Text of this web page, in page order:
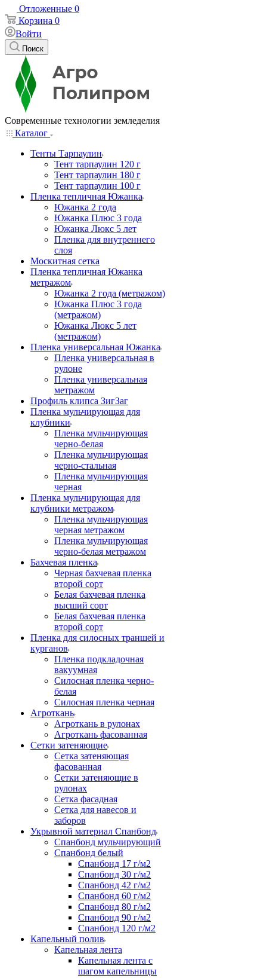
Отложенные 0
Корзина 0
Войти
Поиск
Современные технологии земледелия
Каталог
Тенты Тарпаулин
Тент тарпаулин 120 г
Тент тарпаулин 180 г
Тент тарпаулин 100 г
Пленка тепличная Южанка
Южанка 2 года
Южанка Плюс 3 года
Южанка Люкс 5 лет
Пленка для внутреннего
слоя
Москитная сетка
Пленка тепличная Южанка
метражом
Южанка 2 года (метражом)
Южанка Плюс 3 года
(метражом)
Южанка Люкс 5 лет
(метражом)
Пленка универсальная Южанка
Пленка универсальная в
рулоне
Пленка универсальная
метражом
Профиль клипса ЗигЗаг
Пленка мульчирующая для
клубники
Пленка мульчирующая
черно-белая
Пленка мульчирующая
черно-стальная
Пленка мульчирующая
черная
Пленка мульчирующая для
клубники метражом
Пленка мульчирующая
черная метражом
Пленка мульчирующая
черно-белая метражом
Бахчевая пленка
Черная бахчевая пленка
второй сорт
Белая бахчевая пленка
высший сорт
Белая бахчевая пленка
второй сорт
Пленка для силосных траншей и
курганов
Пленка подкладочная
вакуумная
Силосная пленка черно-
белая
Силосная пленка черная
Агроткань
Агроткань в рулонах
Агроткань фасованная
Сетки затеняющие
Сетка затеняющая
фасованная
Сетки затеняющие в
рулонах
Сетка фасадная
Сетка для навесов и
заборов
Укрывной материал Спанбонд
Спанбонд мульчирующий
Спанбонд белый
Спанбонд 17 г/м2
Спанбонд 30 г/м2
Спанбонд 42 г/м2
Спанбонд 60 г/м2
Спанбонд 80 г/м2
Спанбонд 90 г/м2
Спанбонд 120 г/м2
Капельный полив
Капельная лента
Капельная лента с
шагом капельницы